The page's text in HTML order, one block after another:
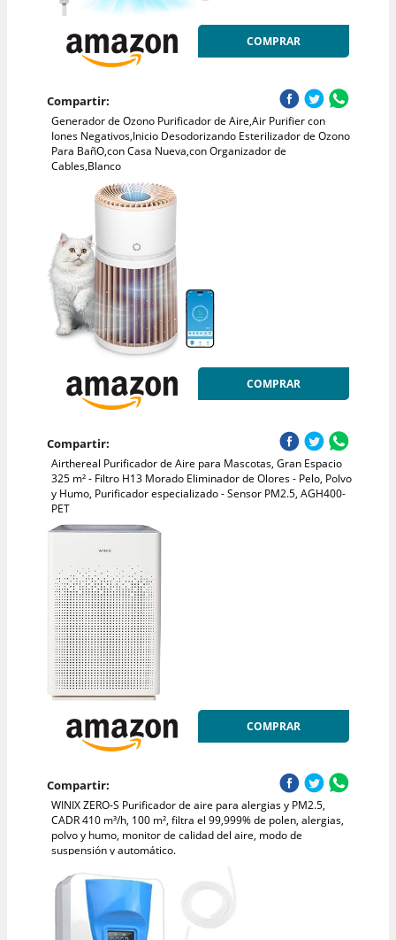
COMPRAR
Compartir:
Generador de Ozono Purificador de Aire,Air Purifier con
Iones Negativos,Inicio Desodorizando Esterilizador de Ozono
Para BañO,con Casa Nueva,con Organizador de
Cables,Blanco
COMPRAR
Compartir:
Airthereal Purificador de Aire para Mascotas, Gran Espacio
325 m² - Filtro H13 Morado Eliminador de Olores - Pelo, Polvo
y Humo, Purificador especializado - Sensor PM2.5, AGH400-
PET
COMPRAR
Compartir:
WINIX ZERO-S Purificador de aire para alergias y PM2.5,
CADR 410 m³/h, 100 m², filtra el 99,999% de polen, alergias,
polvo y humo, monitor de calidad del aire, modo de
suspensión y automático.